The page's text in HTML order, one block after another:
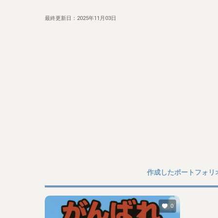
最終更新日： 2025年11月03日
作成したポートフォリ
0